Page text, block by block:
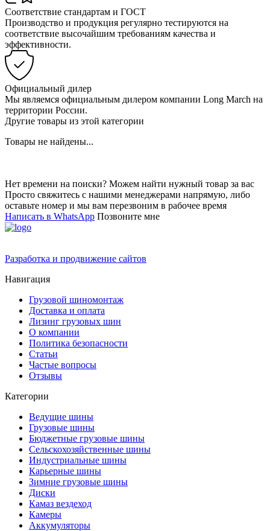
Соответствие стандартам и ГОСТ
Производство и продукция регулярно тестируются на
соответствие высочайшим требованиям качества и
эффективности.
Официальный дилер
Мы являемся официальным дилером компании Long March на
территории России.
Другие товары из этой категории
Товары не найдены...
Нет времени на поиски? Можем найти нужный товар за вас
Просто свяжитесь с нашими менеджерами напрямую, либо
оставьте номер и мы вам перезвоним в рабочее время
Написать в WhatsApp Позвоните мне
Разработка и продвижение сайтов
Навигация
Грузовой шиномонтаж
Доставка и оплата
Лизинг грузовых шин
О компании
Политика безопасности
Статьи
Частые вопросы
Отзывы
Категории
Ведущие шины
Грузовые шины
Бюджетные грузовые шины
Сельскохозяйственные шины
Индустриальные шины
Карьерные шины
Зимние грузовые шины
Диски
Камаз вездеход
Камеры
Аккумуляторы